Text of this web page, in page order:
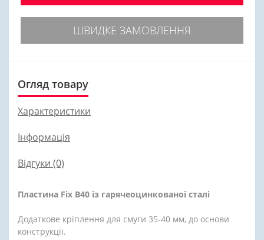
ШВИДКЕ ЗАМОВЛЕННЯ
Огляд товару
Характеристики
Інформація
Відгуки (0)
Пластина Fix B40 із гарячеоцинкованої сталі
Додаткове кріплення для смуги 35-40 мм, до основи
конструкції.